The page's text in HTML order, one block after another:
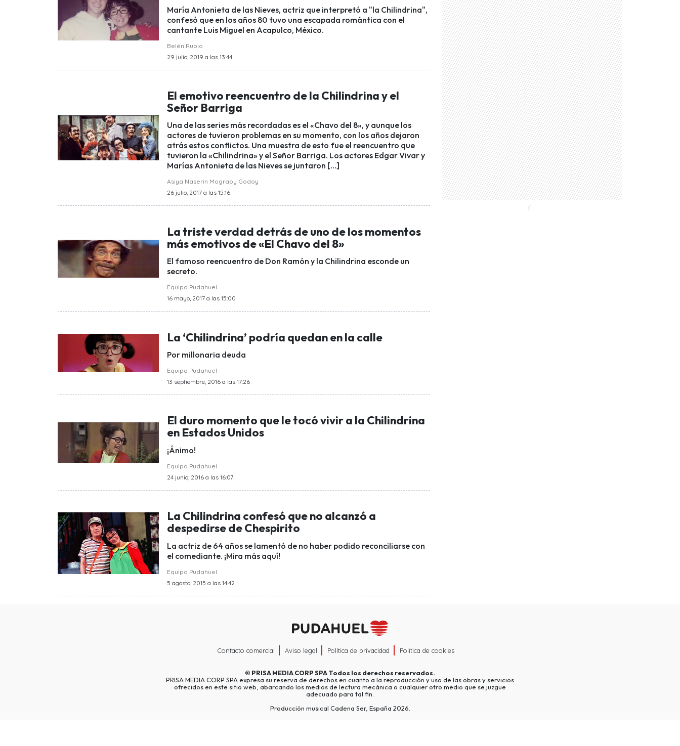
María Antonieta de las Nieves, actriz que interpretó a "la Chilindrina",
confesó que en los años 80 tuvo una escapada romántica con el
cantante Luis Miguel en Acapulco, México.
Belén Rubio
29 julio, 2019 a las 13:44
El emotivo reencuentro de la Chilindrina y el
Señor Barriga
Una de las series más recordadas es el «Chavo del 8», y aunque los
actores de tuvieron problemas en su momento, con los años dejaron
atrás estos conflictos. Una muestra de esto fue el reencuentro que
tuvieron la «Chilindrina» y el Señor Barriga. Los actores Edgar Vivar y
Marías Antonieta de las Nieves se juntaron […]
Asiya Naserin Mograby Godoy
26 julio, 2017 a las 15:16
La triste verdad detrás de uno de los momentos
más emotivos de «El Chavo del 8»
El famoso reencuentro de Don Ramón y la Chilindrina esconde un
secreto.
Equipo Pudahuel
16 mayo, 2017 a las 15:00
La ‘Chilindrina’ podría quedan en la calle
Por millonaria deuda
Equipo Pudahuel
13 septiembre, 2016 a las 17:26
El duro momento que le tocó vivir a la Chilindrina
en Estados Unidos
¡Ánimo!
Equipo Pudahuel
24 junio, 2016 a las 16:07
La Chilindrina confesó que no alcanzó a
despedirse de Chespirito
La actriz de 64 años se lamentó de no haber podido reconciliarse con
el comediante. ¡Mira más aquí!
Equipo Pudahuel
5 agosto, 2015 a las 14:42
Contacto comercial Aviso legal Política de privacidad Política de cookies
© PRISA MEDIA CORP SPATodos los derechos reservados.
PRISA MEDIA CORP SPA expresa su reserva de derechos en cuanto a la reproducción y uso de las obras y servicios
ofrecidos en este sitio web, abarcando los medios de lectura mecánica o cualquier otro medio que se juzgue
adecuado para tal fin.
Producción musical Cadena Ser, España 2026.